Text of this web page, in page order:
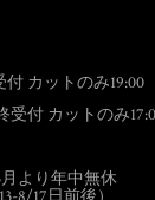
付 カットのみ19:00
受付 カットのみ
より年中無休